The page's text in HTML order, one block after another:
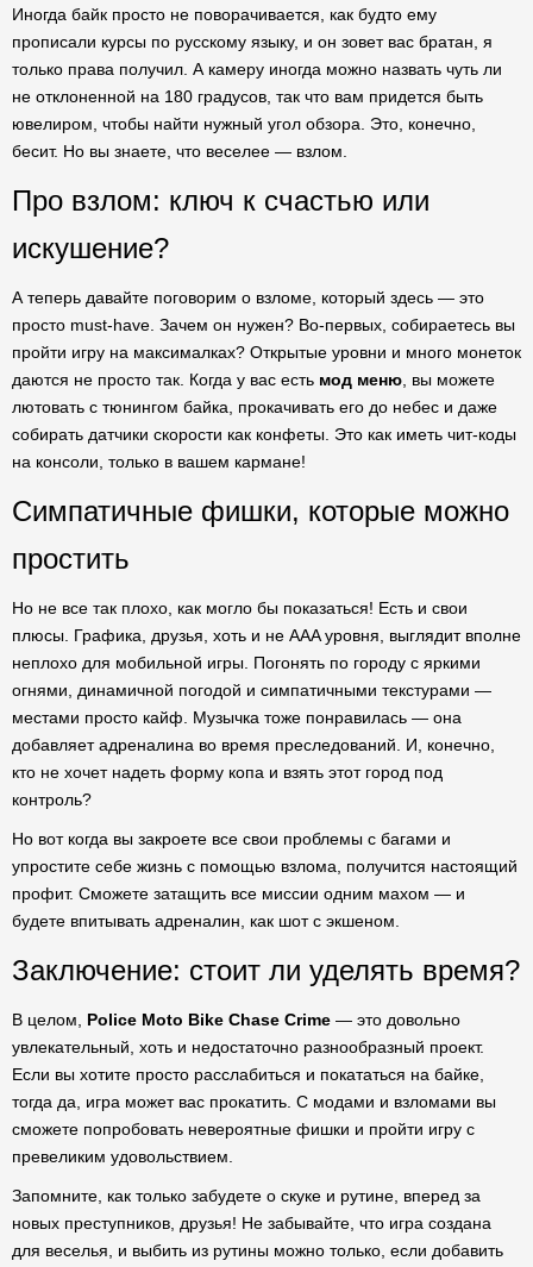
Иногда байк просто не поворачивается, как будто ему
прописали курсы по русскому языку, и он зовет вас братан, я
только права получил. А камеру иногда можно назвать чуть ли
не отклоненной на 180 градусов, так что вам придется быть
ювелиром, чтобы найти нужный угол обзора. Это, конечно,
бесит. Но вы знаете, что веселее — взлом.
Про взлом: ключ к счастью или
искушение?
А теперь давайте поговорим о взломе, который здесь — это
просто must-have. Зачем он нужен? Во-первых, собираетесь вы
пройти игру на максималках? Открытые уровни и много монеток
даются не просто так. Когда у вас есть мод меню , вы можете
лютовать с тюнингом байка, прокачивать его до небес и даже
собирать датчики скорости как конфеты. Это как иметь чит-коды
на консоли, только в вашем кармане!
Симпатичные фишки, которые можно
простить
Но не все так плохо, как могло бы показаться! Есть и свои
плюсы. Графика, друзья, хоть и не AAA уровня, выглядит вполне
неплохо для мобильной игры. Погонять по городу с яркими
огнями, динамичной погодой и симпатичными текстурами —
местами просто кайф. Музычка тоже понравилась — она
добавляет адреналина во время преследований. И, конечно,
кто не хочет надеть форму копа и взять этот город под
контроль?
Но вот когда вы закроете все свои проблемы с багами и
упростите себе жизнь с помощью взлома, получится настоящий
профит. Сможете затащить все миссии одним махом — и
будете впитывать адреналин, как шот с экшеном.
Заключение: стоит ли уделять время?
В целом, Police Moto Bike Chase Crime — это довольно
увлекательный, хоть и недостаточно разнообразный проект.
Если вы хотите просто расслабиться и покататься на байке,
тогда да, игра может вас прокатить. С модами и взломами вы
сможете попробовать невероятные фишки и пройти игру с
превеликим удовольствием.
Запомните, как только забудете о скуке и рутине, вперед за
новых преступников, друзья! Не забывайте, что игра создана
для веселья, и выбить из рутины можно только, если добавить